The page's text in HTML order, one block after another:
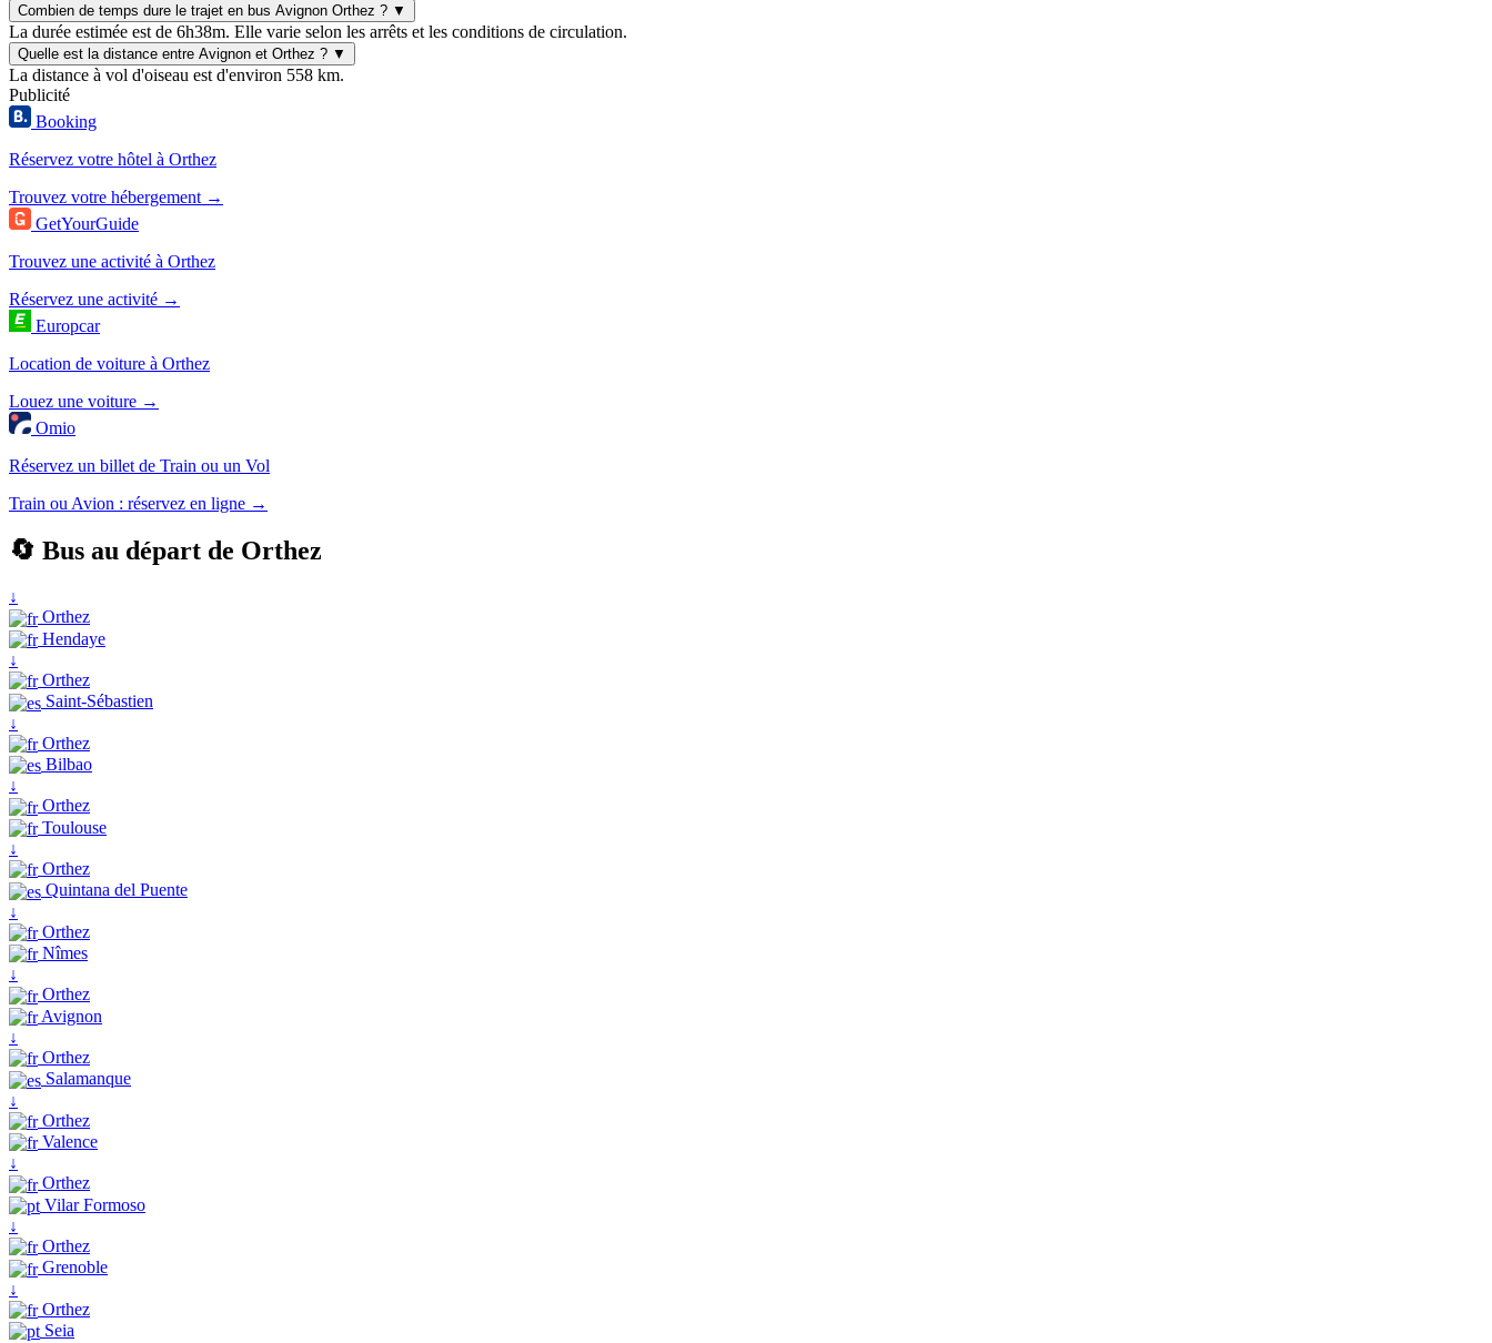
Combien de temps dure le trajet en bus Avignon Orthez ? ▼
La durée estimée est de 6h38m. Elle varie selon les arrêts et les conditions de circulation.
Quelle est la distance entre Avignon et Orthez ? ▼
La distance à vol d'oiseau est d'environ 558 km.
Publicité
Booking
Réservez votre hôtel à Orthez
Trouvez votre hébergement →
GetYourGuide
Trouvez une activité à Orthez
Réservez une activité →
Europcar
Location de voiture à Orthez
Louez une voiture →
Omio
Réservez un billet de Train ou un Vol
Train ou Avion : réservez en ligne →
🔄 Bus au départ de Orthez
↓
Orthez
Hendaye
↓
Orthez
Saint-Sébastien
↓
Orthez
Bilbao
↓
Orthez
Toulouse
↓
Orthez
Quintana del Puente
↓
Orthez
Nîmes
↓
Orthez
Avignon
↓
Orthez
Salamanque
↓
Orthez
Valence
↓
Orthez
Vilar Formoso
↓
Orthez
Grenoble
↓
Orthez
Seia